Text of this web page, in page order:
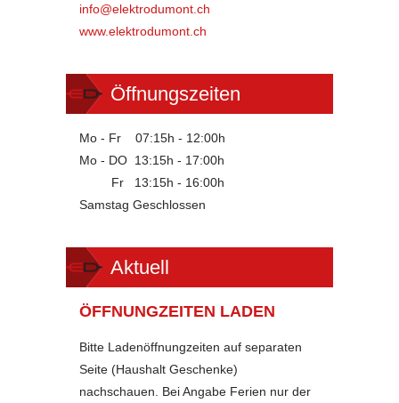
info@elektrodumont.ch
www.elektrodumont.ch
Öffnungszeiten
Mo - Fr 07:15h - 12:00h
Mo - DO 13:15h - 17:00h
Fr 13:15h - 16:00h
Samstag Geschlossen
Aktuell
ÖFFNUNGZEITEN LADEN
Bitte Ladenöffnungzeiten auf separaten
Seite (Haushalt Geschenke)
nachschauen. Bei Angabe Ferien nur der